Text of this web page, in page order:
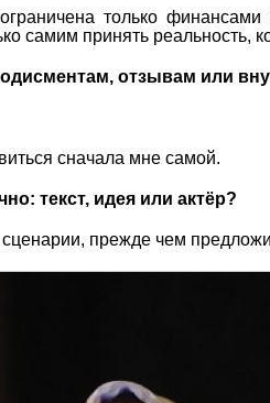
только
самим принять реальность,
отзывам или
сначала мне самой.
текст, идея или актёр?
прежде чем